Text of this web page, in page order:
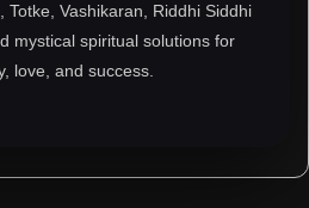
, Totke, Vashikaran, Riddhi Siddhi
mystical spiritual solutions for
love, and success.